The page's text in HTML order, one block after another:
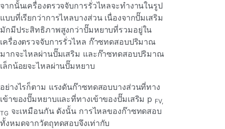
จากนั้นเครื่องตรวจจับการรั่วไหลจะทํางานในรูป
แบบที่เรียกว่าการไหลบางส่วน เนื่องจากปั๊มเสริม
มักมีประสิทธิภาพสูงกว่าปั๊มหยาบที่รวมอยู่ใน
เครื่องตรวจจับการรั่วไหล ก๊าซทดสอบปริมาณ
มากจะไหลผ่านปั๊มเสริม และก๊าซทดสอบปริมาณ
เล็กน้อยจะไหลผ่านปั๊มหยาบ
อย่างไรก็ตาม แรงดันก๊าซทดสอบบางส่วนที่ทาง
เข้าของปั๊มหยาบและที่ทางเข้าของปั๊มเสริม p FV,
TGจะเหมือนกัน ดังนั้น การไหลของก๊าซทดสอบ
ทั้งหมดจากวัตถุทดสอบจึงเท่ากับ